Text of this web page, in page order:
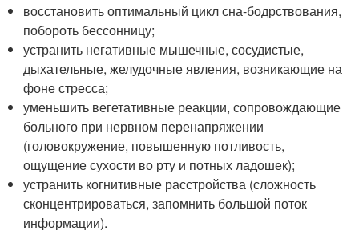
восстановить оптимальный цикл сна-бодрствования,
побороть бессонницу;
устранить негативные мышечные, сосудистые,
дыхательные, желудочные явления, возникающие на
фоне стресса;
уменьшить вегетативные реакции, сопровождающие
больного при нервном перенапряжении
(головокружение, повышенную потливость,
ощущение сухости во рту и потных ладошек);
устранить когнитивные расстройства (сложность
сконцентрироваться, запомнить большой поток
информации).